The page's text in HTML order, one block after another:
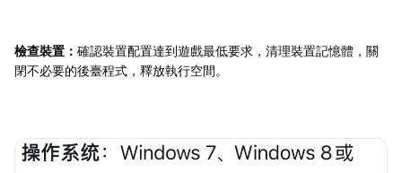
檢查裝置： 確認裝置配置達到遊戲最低要求，清理裝置記憶體，關
閉不必要的後臺程式，釋放執行空間。